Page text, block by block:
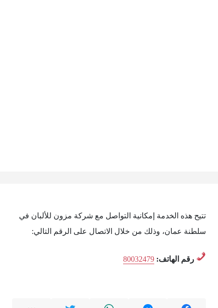
تتيح هذه الخدمة إمكانية التواصل مع شركة مزون للألبان في
سلطنة عمان، وذلك من خلال الاتصال على الرقم التالي:
رقم الهاتف: 80032479